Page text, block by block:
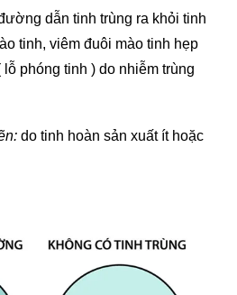
dẫn tinh trùng ra khỏi tinh
tinh, viêm đuôi mào tinh hẹp
phóng tinh ) do nhiễm trùng
do tinh hoàn sản xuất ít hoặc